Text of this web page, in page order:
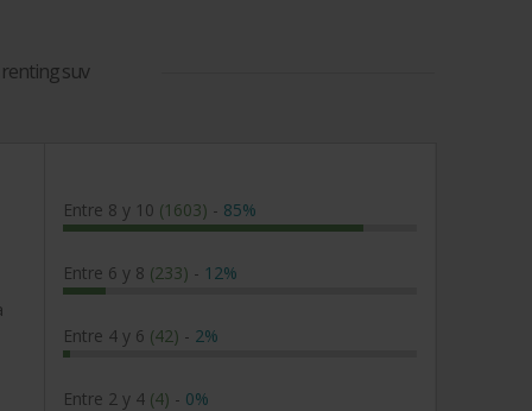
renting suv
Entre 8 y 10 (1603) - 85%
Entre 6 y 8 (233) - 12%
Entre 4 y 6 (42) - 2%
Entre 2 y 4 (4) - 0%